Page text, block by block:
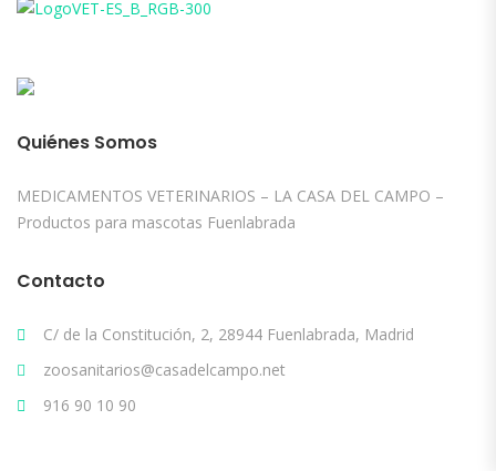
Quiénes Somos
MEDICAMENTOS VETERINARIOS – LA CASA DEL CAMPO –
Productos para mascotas Fuenlabrada
Contacto
C/ de la Constitución, 2, 28944 Fuenlabrada, Madrid
zoosanitarios@casadelcampo.net
916 90 10 90